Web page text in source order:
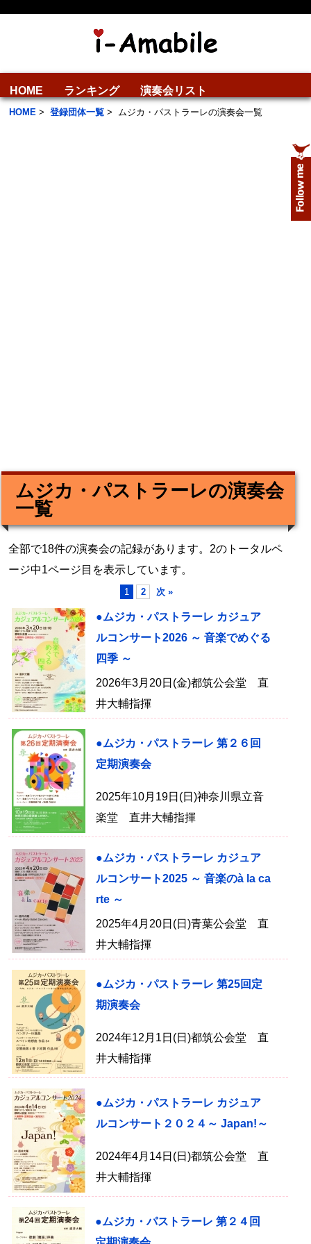
HOME ランキング 演奏会リスト
HOME > 登録団体一覧 > ムジカ・パストラーレの演奏会一覧
ムジカ・パストラーレの演奏会
一覧
全部で18件の演奏会の記録があります。2のトータルペ
ージ中1ページ目を表示しています。
1 2 次 »
●ムジカ・パストラーレ カジュア
ルコンサート2026 ～ 音楽でめぐる
四季 ～
2026年3月20日(金)都筑公会堂 直
井大輔指揮
●ムジカ・パストラーレ 第２６回
定期演奏会
2025年10月19日(日)神奈川県立音
楽堂 直井大輔指揮
●ムジカ・パストラーレ カジュア
ルコンサート2025 ～ 音楽のà la ca
rte ～
2025年4月20日(日)青葉公会堂 直
井大輔指揮
●ムジカ・パストラーレ 第25回定
期演奏会
2024年12月1日(日)都筑公会堂 直
井大輔指揮
●ムジカ・パストラーレ カジュア
ルコンサート２０２４～ Japan!～
2024年4月14日(日)都筑公会堂 直
井大輔指揮
●ムジカ・パストラーレ 第２４回